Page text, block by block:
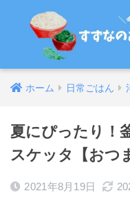
ホーム 日常ごはん
夏にぴったり！
スケッタ【おつ
2021年8月19日